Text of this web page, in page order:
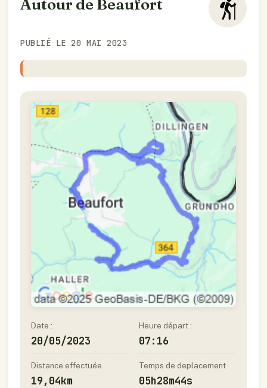
Autour de Beaufort
PUBLIÉ LE 20 MAI 2023
Date :
20/05/2023
Heure départ :
07:16
Distance effectuée
19,04km
Temps de deplacement
05h28m44s